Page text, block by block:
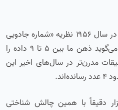
جورج میلر، روان‌شناس معروف، در سال ۱۹۵۶ نظریه «شماره جادویی
هفت» را مطرح کرد؛ این نظریه می‌گوید ذهن ما بین ۵ تا ۹ داده را
مدرن‌تر در سال‌های اخیر این
دقیقاً با همین چالش شناختی